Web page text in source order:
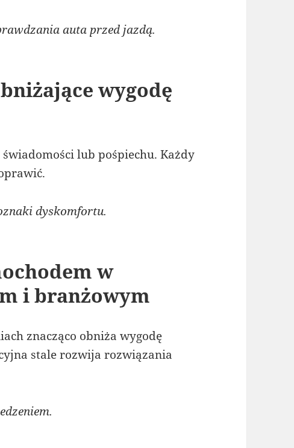
auta przed jazdą.
wygodę
lub pośpiechu. Każdy
dyskomfortu.
w
i branżowym
znacząco obniża wygodę
stale rozwija rozwiązania